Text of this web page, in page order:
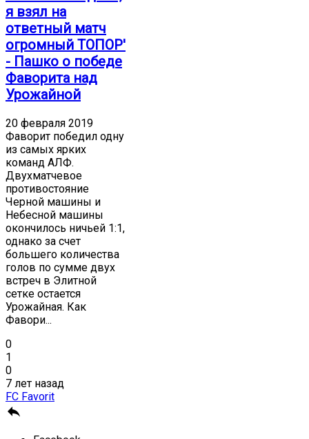
я взял на
ответный матч
огромный ТОПОР'
- Пашко о победе
Фаворита над
Урожайной
20 февраля 2019
Фаворит победил одну
из самых ярких
команд АЛФ.
Двухматчевое
противостояние
Черной машины и
Небесной машины
окончилось ничьей 1:1,
однако за счет
большего количества
голов по сумме двух
встреч в Элитной
сетке остается
Урожайная. Как
Фавори...
0
1
0
7 лет назад
FC Favorit
